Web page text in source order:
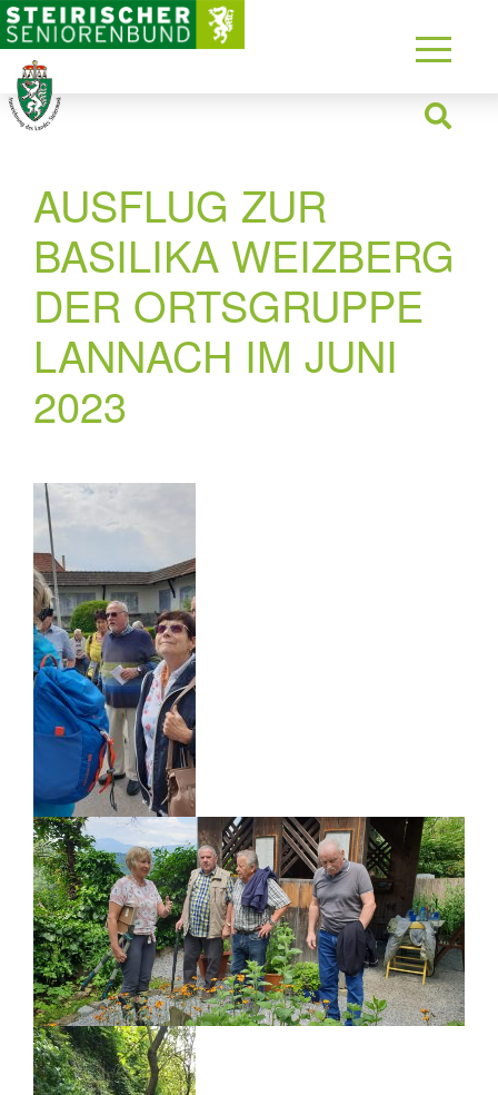
AUSFLUG ZUR
BASILIKA WEIZBERG
DER ORTSGRUPPE
LANNACH IM JUNI
2023